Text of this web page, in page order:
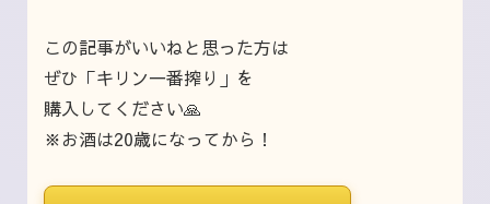
この記事がいいねと思った方は
ぜひ「キリン一番搾り」を
購入してください🙏
※お酒は20歳になってから！